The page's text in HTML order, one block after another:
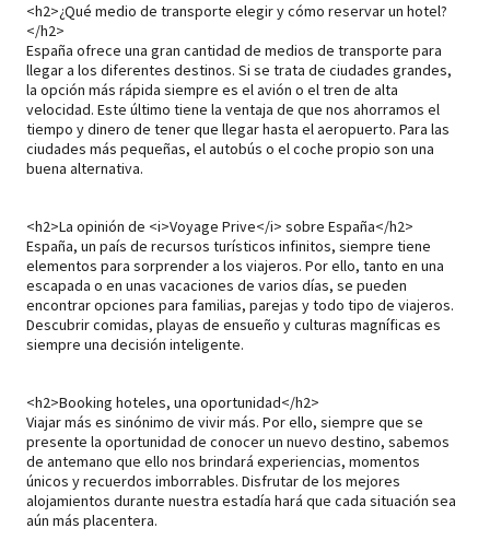
<h2>¿Qué medio de transporte elegir y cómo reservar un hotel?
</h2>
España ofrece una gran cantidad de medios de transporte para
llegar a los diferentes destinos. Si se trata de ciudades grandes,
la opción más rápida siempre es el avión o el tren de alta
velocidad. Este último tiene la ventaja de que nos ahorramos el
tiempo y dinero de tener que llegar hasta el aeropuerto. Para las
ciudades más pequeñas, el autobús o el coche propio son una
buena alternativa.
<h2>La opinión de <i>Voyage Prive</i> sobre España</h2>
España, un país de recursos turísticos infinitos, siempre tiene
elementos para sorprender a los viajeros. Por ello, tanto en una
escapada o en unas vacaciones de varios días, se pueden
encontrar opciones para familias, parejas y todo tipo de viajeros.
Descubrir comidas, playas de ensueño y culturas magníficas es
siempre una decisión inteligente.
<h2>Booking hoteles, una oportunidad</h2>
Viajar más es sinónimo de vivir más. Por ello, siempre que se
presente la oportunidad de conocer un nuevo destino, sabemos
de antemano que ello nos brindará experiencias, momentos
únicos y recuerdos imborrables. Disfrutar de los mejores
alojamientos durante nuestra estadía hará que cada situación sea
aún más placentera.